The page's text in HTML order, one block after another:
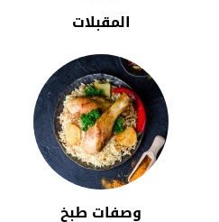
المقبلات
وصفات طبخ